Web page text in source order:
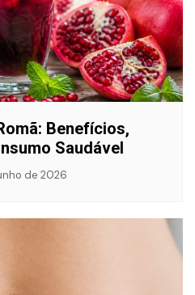
Benefícios,
Saudável
de 2026